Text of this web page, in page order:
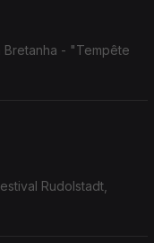
Bretanha - "Tempête
Rudolstadt,